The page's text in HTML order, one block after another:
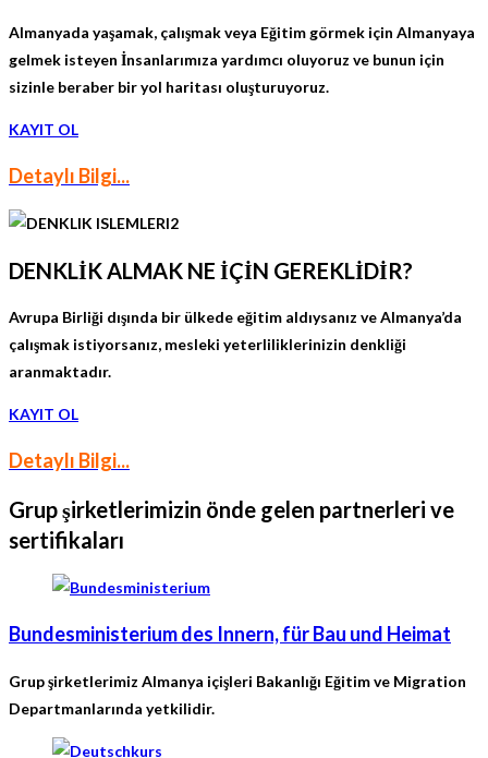
Almanyada yaşamak, çalışmak veya Eğitim görmek için Almanyaya
gelmek isteyen İnsanlarımıza yardımcı oluyoruz ve bunun için
sizinle beraber bir yol haritası oluşturuyoruz.
KAYIT OL
Detaylı Bilgi...
DENKLİK ALMAK NE İÇİN GEREKLİDİR?
Avrupa Birliği dışında bir ülkede eğitim aldıysanız ve Almanya’da
çalışmak istiyorsanız, mesleki yeterliliklerinizin denkliği
aranmaktadır.
KAYIT OL
Detaylı Bilgi...
Grup şirketlerimizin önde gelen partnerleri ve
sertifikaları
Bundesministerium des Innern, für Bau und Heimat
Grup şirketlerimiz Almanya içişleri Bakanlığı Eğitim ve Migration
Departmanlarında yetkilidir.